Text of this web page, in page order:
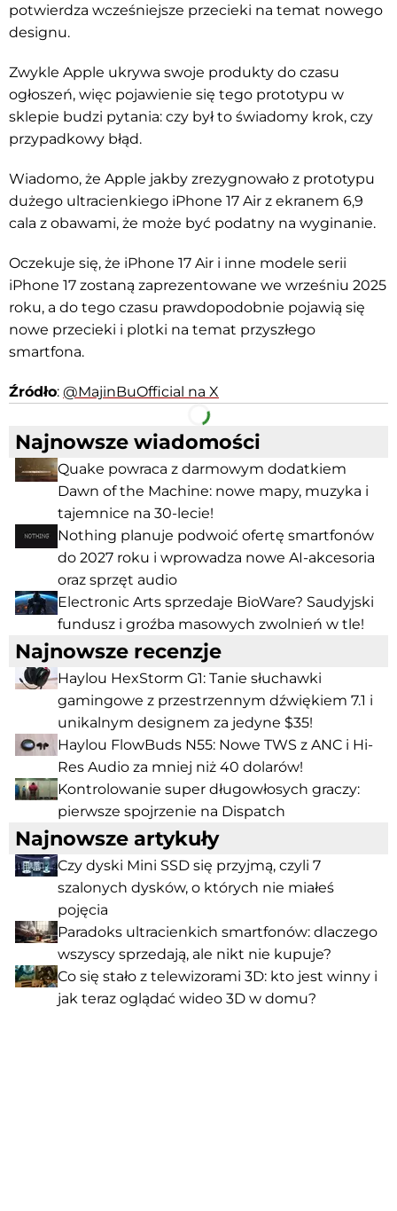
potwierdza wcześniejsze przecieki na temat nowego
designu.
Zwykle Apple ukrywa swoje produkty do czasu
ogłoszeń, więc pojawienie się tego prototypu w
sklepie budzi pytania: czy był to świadomy krok, czy
przypadkowy błąd.
Wiadomo, że Apple jakby zrezygnowało z prototypu
dużego ultracienkiego iPhone 17 Air z ekranem 6,9
cala z obawami, że może być podatny na wyginanie.
Oczekuje się, że iPhone 17 Air i inne modele serii
iPhone 17 zostaną zaprezentowane we wrześniu 2025
roku, a do tego czasu prawdopodobnie pojawią się
nowe przecieki i plotki na temat przyszłego
smartfona.
Źródło: @MajinBuOfficial na X
Facebook Telegram
Najnowsze wiadomości
Quake powraca z darmowym dodatkiem
Dawn of the Machine: nowe mapy, muzyka i
tajemnice na 30-lecie!
Nothing planuje podwoić ofertę smartfonów
do 2027 roku i wprowadza nowe AI-akcesoria
oraz sprzęt audio
Electronic Arts sprzedaje BioWare? Saudyjski
fundusz i groźba masowych zwolnień w tle!
Najnowsze recenzje
Haylou HexStorm G1: Tanie słuchawki
gamingowe z przestrzennym dźwiękiem 7.1 i
unikalnym designem za jedyne $35!
Haylou FlowBuds N55: Nowe TWS z ANC i Hi-
Res Audio za mniej niż 40 dolarów!
Kontrolowanie super długowłosych graczy:
pierwsze spojrzenie na Dispatch
Najnowsze artykuły
Czy dyski Mini SSD się przyjmą, czyli 7
szalonych dysków, o których nie miałeś
pojęcia
Paradoks ultracienkich smartfonów: dlaczego
wszyscy sprzedają, ale nikt nie kupuje?
Co się stało z telewizorami 3D: kto jest winny i
jak teraz oglądać wideo 3D w domu?